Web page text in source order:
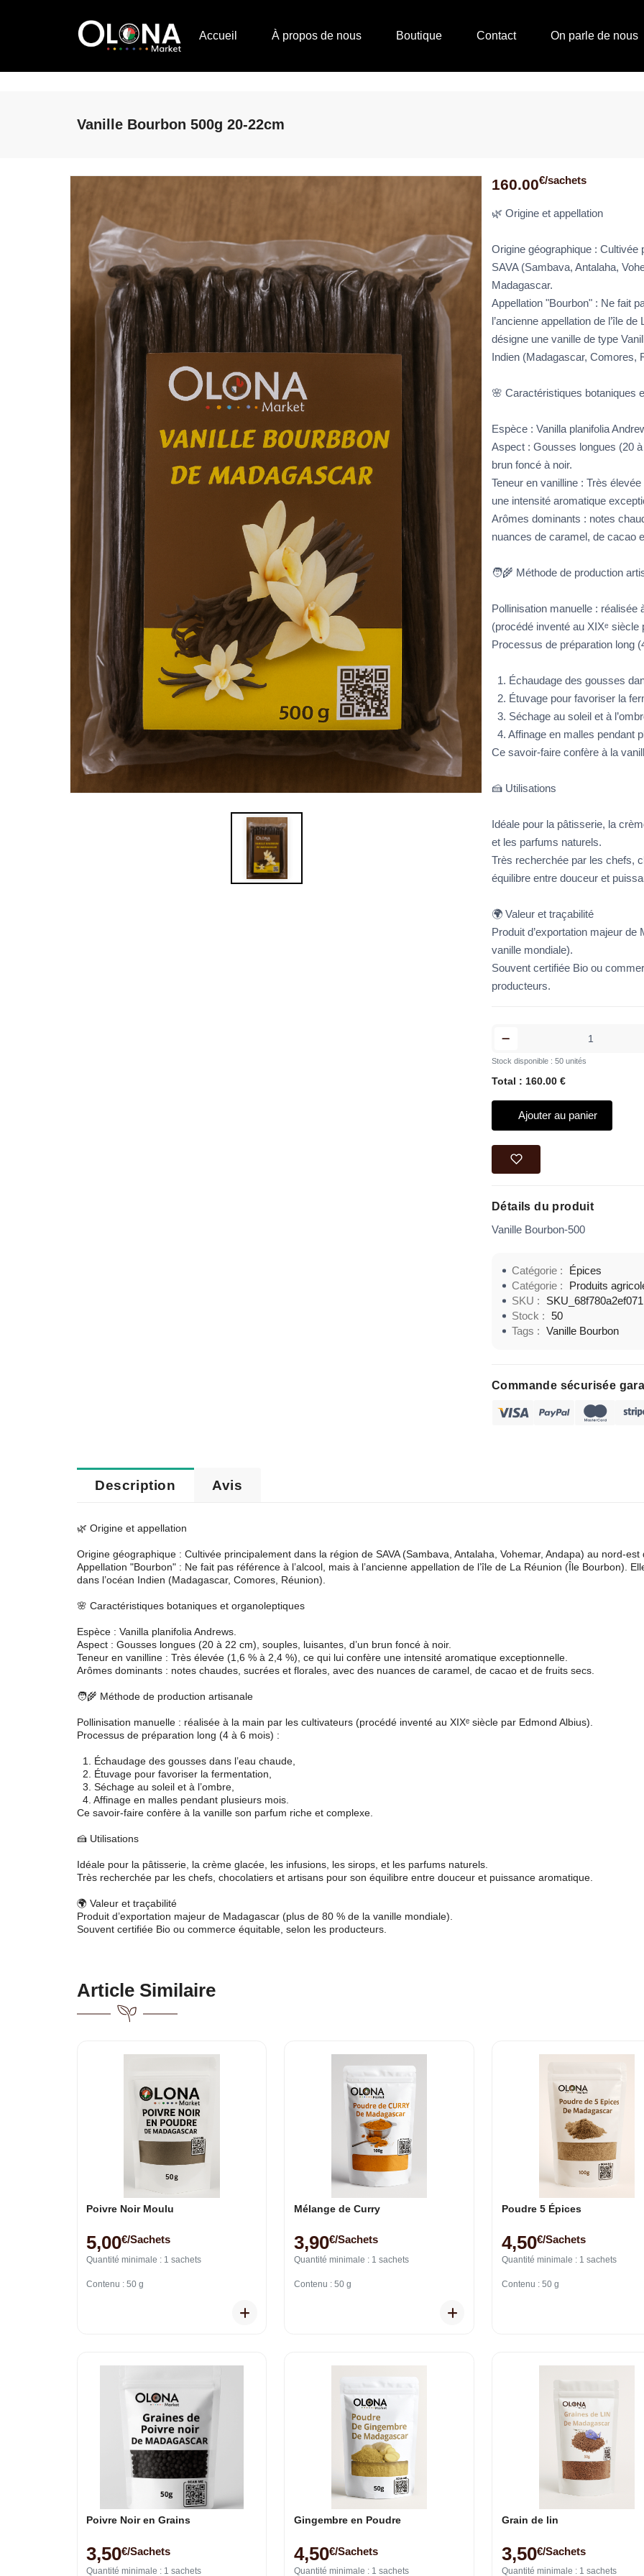
Accueil À propos de nous Boutique Contact On parle de nous
Vanille Bourbon 500g 20-22cm
160.00€/sachets
🌿 Origine et appellation
Origine géographique : Cultivée
SAVA (Sambava, Antalaha,
Madagascar.
Appellation "Bourbon" : Ne fait
l’ancienne appellation de l’île
désigne une vanille de type
Indien (Madagascar, Comores,
🌸 Caractéristiques botaniques
Espèce : Vanilla planifolia
Aspect : Gousses longues (20
brun foncé à noir.
Teneur en vanilline : Très
une intensité aromatique
Arômes dominants : notes
nuances de caramel, de cacao
🧑‍🌾 Méthode de production
Pollinisation manuelle : réalisée
(procédé inventé au XIXᵉ siècle
Processus de préparation long
1. Échaudage des gousses
2. Étuvage pour favoriser la
3. Séchage au soleil et à
4. Affinage en malles pendant
Ce savoir-faire confère à la
🍰 Utilisations
Idéale pour la pâtisserie, la
et les parfums naturels.
Très recherchée par les chefs,
équilibre entre douceur et
🌍 Valeur et traçabilité
Produit d’exportation majeur
vanille mondiale).
Souvent certifiée Bio ou
producteurs.
Stock disponible : 50 unités
Total : 160.00 €
Ajouter au panier
Détails du produit
Vanille Bourbon-500
Catégorie :
Épices
Catégorie :
Produits
SKU :
SKU_68f780a2ef071
Stock :
50
Tags :
Vanille Bourbon
Commande sécurisée
Description Avis
🌿 Origine et appellation
Origine géographique : Cultivée principalement dans la région de SAVA (Sambava, Antalaha, Vohemar, Andapa) au nord-est
Appellation "Bourbon" : Ne fait pas référence à l’alcool, mais à l’ancienne appellation de l’île de La Réunion (Île Bourbon).
dans l’océan Indien (Madagascar, Comores, Réunion).
🌸 Caractéristiques botaniques et organoleptiques
Espèce : Vanilla planifolia Andrews.
Aspect : Gousses longues (20 à 22 cm), souples, luisantes, d’un brun foncé à noir.
Teneur en vanilline : Très élevée (1,6 % à 2,4 %), ce qui lui confère une intensité aromatique exceptionnelle.
Arômes dominants : notes chaudes, sucrées et florales, avec des nuances de caramel, de cacao et de fruits secs.
🧑‍🌾 Méthode de production artisanale
Pollinisation manuelle : réalisée à la main par les cultivateurs (procédé inventé au XIXᵉ siècle par Edmond Albius).
Processus de préparation long (4 à 6 mois) :
1. Échaudage des gousses dans l’eau chaude,
2. Étuvage pour favoriser la fermentation,
3. Séchage au soleil et à l’ombre,
4. Affinage en malles pendant plusieurs mois.
Ce savoir-faire confère à la vanille son parfum riche et complexe.
🍰 Utilisations
Idéale pour la pâtisserie, la crème glacée, les infusions, les sirops, et les parfums naturels.
Très recherchée par les chefs, chocolatiers et artisans pour son équilibre entre douceur et puissance aromatique.
🌍 Valeur et traçabilité
Produit d’exportation majeur de Madagascar (plus de 80 % de la vanille mondiale).
Souvent certifiée Bio ou commerce équitable, selon les producteurs.
Article Similaire
Poivre Noir Moulu
5,00€/sachets
Quantité minimale : 1 sachets
Contenu : 50 g
Mélange de Curry
3,90€/sachets
Quantité minimale : 1 sachets
Contenu : 50 g
Poudre 5 Épices
4,50€/sachets
Quantité minimale : 1 sachets
Contenu : 50 g
Poivre Noir en Grains
3,50€/sachets
Quantité minimale : 1 sachets
Gingembre en Poudre
4,50€/sachets
Quantité minimale : 1 sachets
Grain de lin
3,50€/sachets
Quantité minimale : 1 sachets